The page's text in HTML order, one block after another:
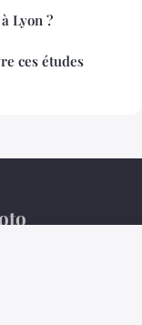
Lyon ?
ces études